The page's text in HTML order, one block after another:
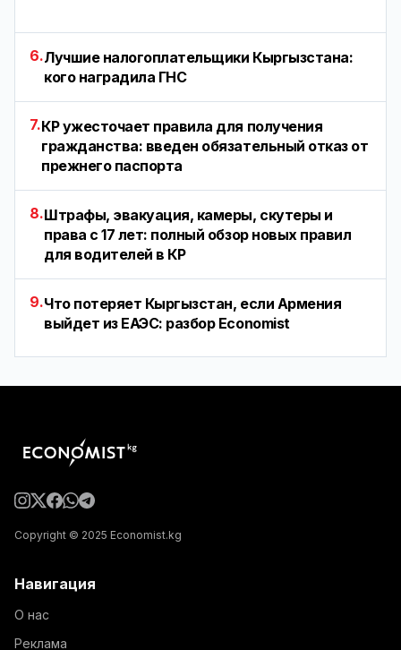
6.Лучшие налогоплательщики Кыргызстана:
кого наградила ГНС
7.КР ужесточает правила для получения
гражданства: введен обязательный отказ от
прежнего паспорта
8.Штрафы, эвакуация, камеры, скутеры и
права с 17 лет: полный обзор новых правил
для водителей в КР
9.Что потеряет Кыргызстан, если Армения
выйдет из ЕАЭС: разбор Economist
Copyright © 2025 Economist.kg
Навигация
О нас
Реклама